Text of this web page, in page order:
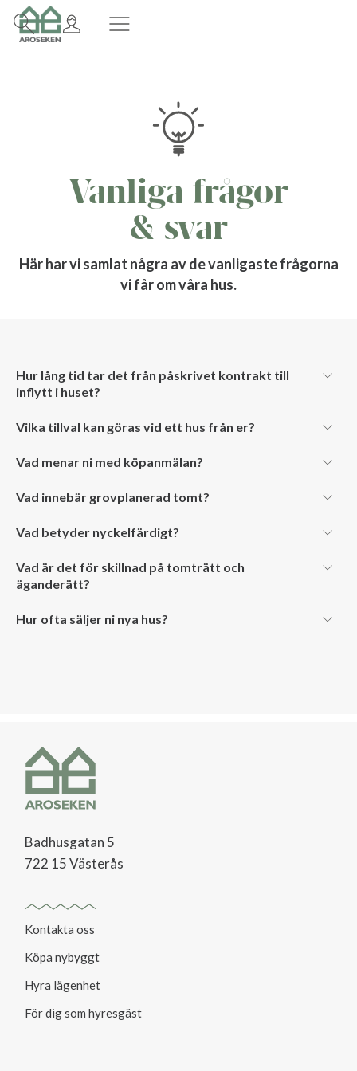
Vanliga frågor
& svar
Här har vi samlat några av de vanligaste frågorna
vi får om våra hus.
Hur lång tid tar det från påskrivet kontrakt till
inflytt i huset?
Vilka tillval kan göras vid ett hus från er?
Vad menar ni med köpanmälan?
Vad innebär grovplanerad tomt?
Vad betyder nyckelfärdigt?
Vad är det för skillnad på tomträtt och
äganderätt?
Hur ofta säljer ni nya hus?
Badhusgatan 5
722 15 Västerås
Kontakta oss
Köpa nybyggt
Hyra lägenhet
För dig som hyresgäst